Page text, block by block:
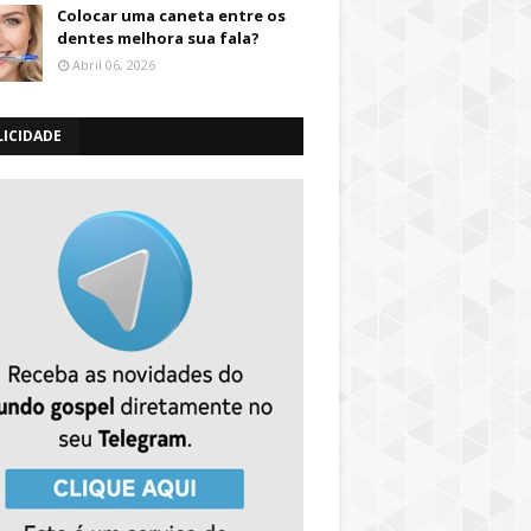
Colocar uma caneta entre os
dentes melhora sua fala?
Abril 06, 2026